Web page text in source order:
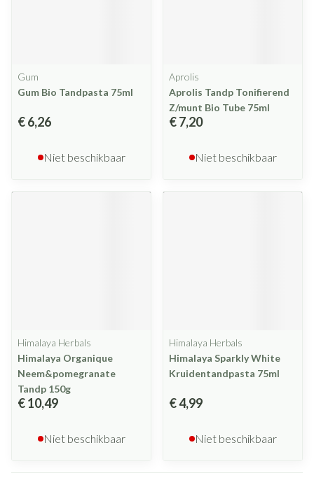
Gum
Gum Bio Tandpasta 75ml
€ 6,26
Niet beschikbaar
Aprolis
Aprolis Tandp Tonifierend
Z/munt Bio Tube 75ml
€ 7,20
Niet beschikbaar
Himalaya Herbals
Himalaya Organique
Neem&pomegranate
Tandp 150g
€ 10,49
Niet beschikbaar
Himalaya Herbals
Himalaya Sparkly White
Kruidentandpasta 75ml
€ 4,99
Niet beschikbaar